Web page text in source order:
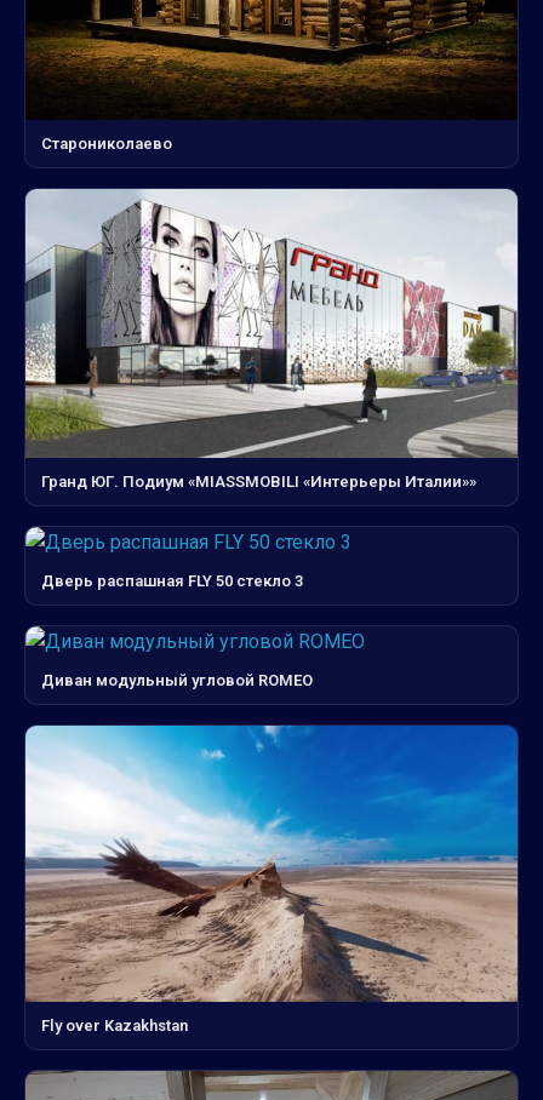
Старониколаево
Гранд ЮГ. Подиум «MIASSMOBILI «Интерьеры Италии»»
Дверь распашная FLY 50 стекло 3
Диван модульный угловой ROMEO
Fly over Kazakhstan